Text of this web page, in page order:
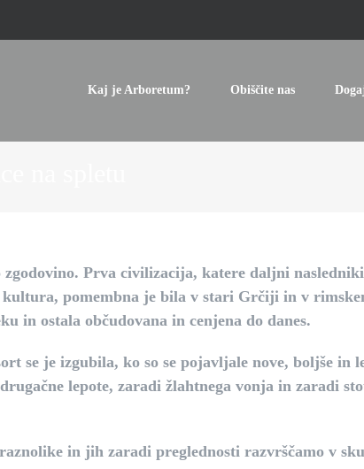
Kaj je Arboretum? Obiščite nas
Prva civilizacija, katere daljni
kultura, pomembna je bila v stari Grčiji in v
in ostala občudovana in cenjena do danes.
se je izgubila, ko so se pojavljale nove, boljše in
lepote, zaradi žlahtnega vonja in zaradi
in jih zaradi preglednosti razvrščamo v